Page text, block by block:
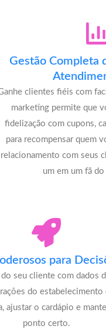
Gestão Completa
clientes fiéis com
marketing permite que
fidelização com cupons,
para recompensar quem
relacionamento com seus
um em um fã
para
seu cliente com dados
do estabelecimento
ajustar o cardápio e
ponto certo.